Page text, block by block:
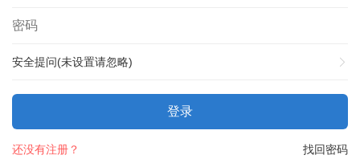
安全提问(未设置请忽略)
登录
找回密码
还没有注册？